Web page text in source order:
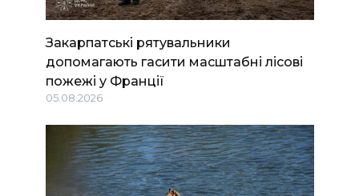
Закарпатські рятувальники
допомагають гасити масштабні лісові
пожежі у Франції
05.08.2026